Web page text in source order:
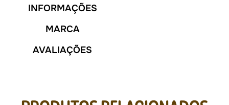
INFORMAÇÕES
MARCA
AVALIAÇÕES